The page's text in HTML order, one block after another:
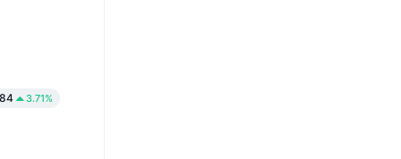
3.71%